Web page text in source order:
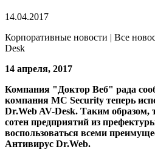
14.04.2017
Корпоративные новости | Все
Desk
14 апреля, 2017
Компания "Доктор Веб" рада
компания MC Security теперь
Dr.Web AV-Desk. Таким образом,
сотен предприятий из
воспользоваться всеми
Антивирус Dr.Web.